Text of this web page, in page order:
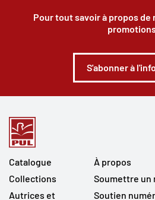
Pour tout savoir à propos
S'abonner à
Catalogue
Collections
Autrices et
À propos
Soumettre un
Soutien